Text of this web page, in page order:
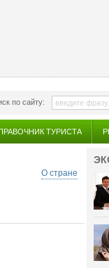
по сайту:
ТУРИСТА
О стране